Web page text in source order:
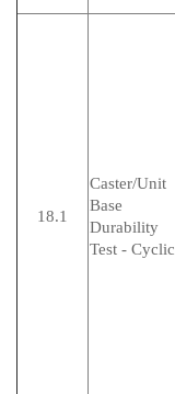
18.1
Caster/Unit
Base
Durability
Test - Cyclic